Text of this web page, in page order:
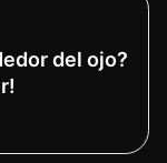
del ojo?